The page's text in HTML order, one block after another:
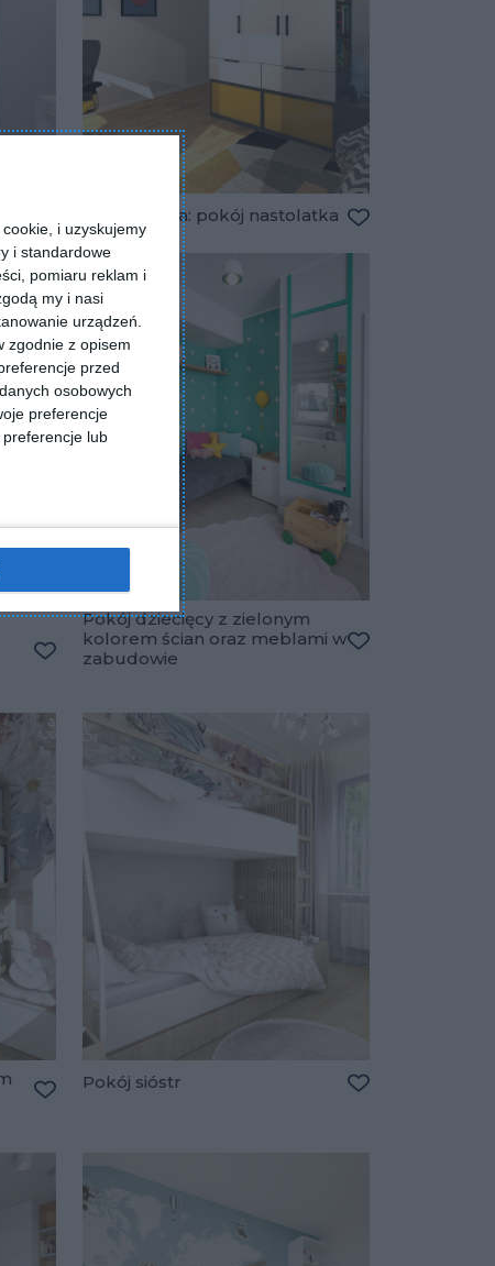
i uzyskujemy
i standardowe
pomiaru reklam i
my i nasi
urządzeń.
zgodnie z opisem
przed
osobowych
preferencje
lub
Dodaj do ulubionych
Wizualizacja: pokój nastolatka
Pokój dziecięcy z zielonym
kolorem ścian oraz meblami w
zabudowie
Pokój sióstr